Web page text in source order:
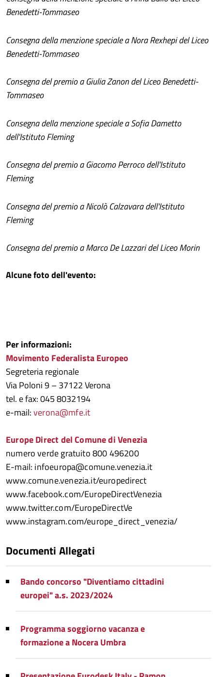
Benedetti-Tommaseo
Consegna della menzione speciale a Nora Rexhepi del Liceo
Benedetti-Tommaseo
Consegna del premio a Giulia Zanon del Liceo Benedetti-
Tommaseo
Consegna della menzione speciale a Sofia Dametto
dell'Istituto Fleming
Consegna del premio a Giacomo Perroco dell'Istituto
Fleming
Consegna del premio a Nicolò Calzavara dell'Istituto
Fleming
Consegna del premio a Marco De Lazzari del Liceo Morin
Alcune foto dell'evento:
Per informazioni:
Movimento Federalista Europeo
Segreteria regionale
Via Poloni 9 – 37122 Verona
tel. e fax: 045 8032194
e-mail:verona@mfe.it
Europe Direct del Comune di Venezia
numero verde gratuito 800 496200
E-mail: infoeuropa@comune.venezia.it
www.comune.venezia.it/europedirect
www.facebook.com/EuropeDirectVenezia
www.twitter.com/EuropeDirectVe
www.instagram.com/europe_direct_venezia/
Documenti Allegati
Bando concorso "Diventiamo cittadini
europei" a.s. 2023/2024
Programma soggiorno vacanza e
formazione a Nocera Umbra